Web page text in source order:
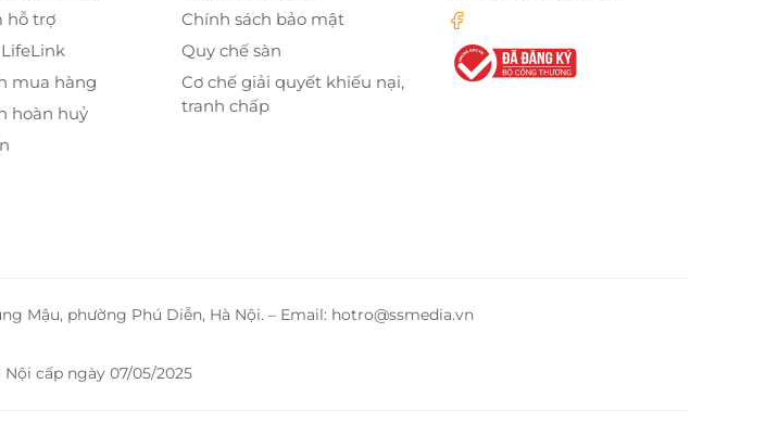
hỗ trợ
mua hàng
hoàn huỷ
Chính sách bảo mật
Quy chế sàn
Cơ chế giải quyết khiếu nại,
tranh chấp
Mậu, phường Phú Diễn, Hà Nội. – Email: hotro@ssmedia.vn
cấp ngày 07/05/2025